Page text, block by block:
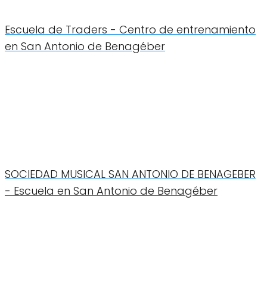
Escuela de Traders - Centro de entrenamiento
en San Antonio de Benagéber
SOCIEDAD MUSICAL SAN ANTONIO DE BENAGEBER
- Escuela en San Antonio de Benagéber